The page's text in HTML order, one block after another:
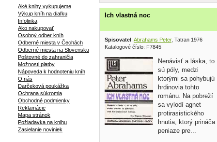
Ich vlastná noc
Spisovatel : Abrahams Peter, Tatran 1976
Katalogové číslo: F7845
Nenávisť a láska, to
sú póly, medzi
ktorými sa pohybujú
hrdinovia tohto
románu. Na pobreží
sa vylodí agnet
protirasistického
hnutia, ktorý prináča
peniaze pre...
Aké knihy vykupujeme
Výkup kníh na diaľku
Infolinka
Ako nakupovať
Osobný odber kníh
Odberné miesta v Čechách
Odberné miesta na Slovensku
Poštovné do zahraničia
Možnosti platby
Nápoveda k hodnoteniu kníh
O nás
Darčeková poukážka
Ochrana súkromia
Obchodné podmienky
Reklamácie
Mapa stránok
Požiadavka na knihu
Zasielanie noviniek